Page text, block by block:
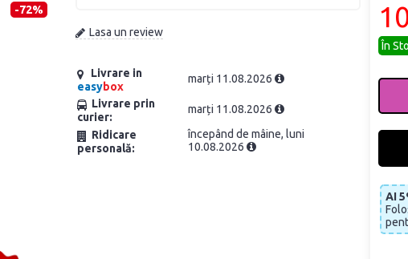
-72%
Lasa un review
Livrare in
easybox
marți 11.08.2026
Livrare prin
curier:
marți 11.08.2026
Ridicare
personală:
începând de mâine, luni
10.08.2026
În
AI